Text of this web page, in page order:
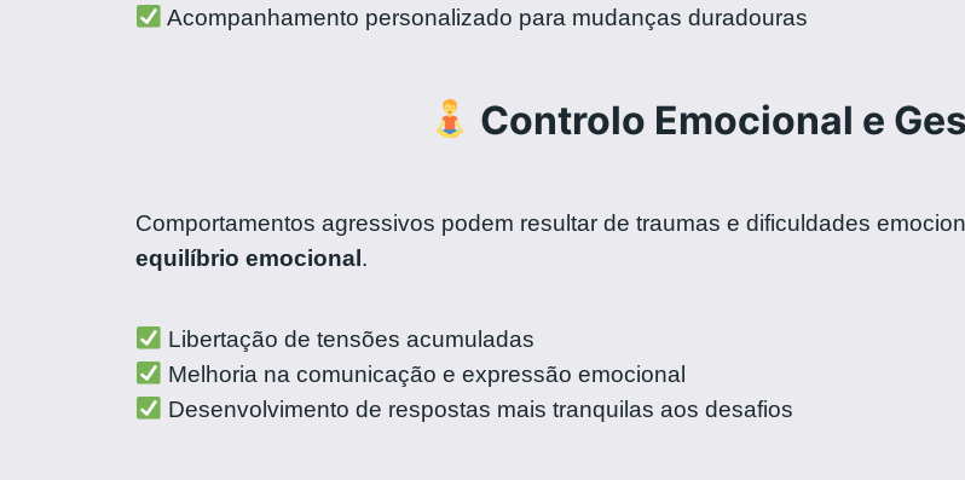
Acompanhamento personalizado para mudanças duradouras
Controlo Emocional e
Comportamentos agressivos podem resultar de traumas e dificuldades
equilíbrio emocional.
Libertação de tensões acumuladas
Melhoria na comunicação e expressão emocional
Desenvolvimento de respostas mais tranquilas aos desafios